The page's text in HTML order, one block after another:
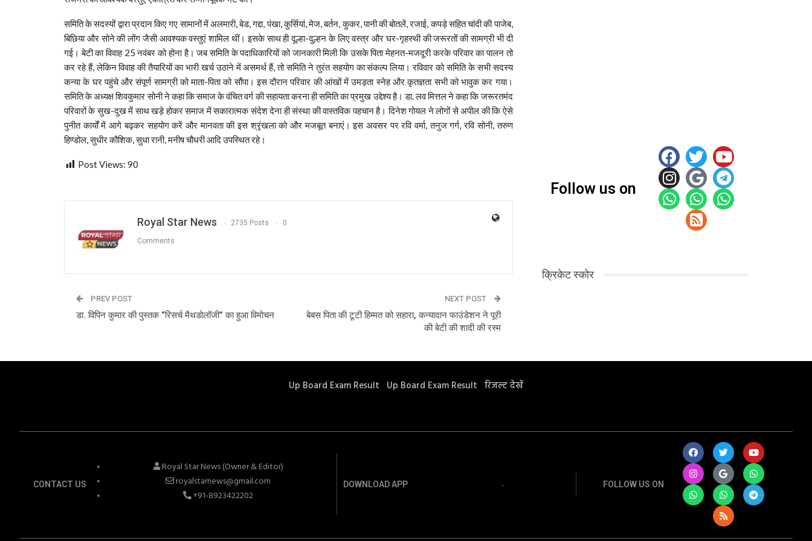
समिति के सदस्यों द्वारा प्रदान किए गए सामानों में अलमारी, बेड, गद्दा, पंखा, कुर्सियां, मेज, बर्तन, कुकर, पानी की बोतलें, रजाई, कपड़े सहित चांदी की पाजेब,
बिछिया और सोने की लोंग जैसी आवश्यक वस्तुएं शामिल थीं। इसके साथ ही दूल्हा-दुल्हन के लिए वस्त्र और घर-गृहस्थी की जरूरतों की सामग्री भी दी
गई। बेटी का विवाह 25 नवंबर को होना है। जब समिति के पदाधिकारियों को जानकारी मिली कि उसके पिता मेहनत-मजदूरी करके परिवार का पालन तो
कर रहे हैं, लेकिन विवाह की तैयारियों का भारी खर्च उठाने में असमर्थ हैं, तो समिति ने तुरंत सहयोग का संकल्प लिया। रविवार को समिति के सभी सदस्य
कन्या के घर पहुंचे और संपूर्ण सामग्री को माता-पिता को सौंपा। इस दौरान परिवार की आंखों में उमड़ता स्नेह और कृतज्ञता सभी को भावुक कर गया।
समिति के अध्यक्ष शिवकुमार सोनी ने कहा कि समाज के वंचित वर्ग की सहायता करना ही समिति का प्रमुख उद्देश्य है। डा. लव मित्तल ने कहा कि जरूरतमंद
परिवारों के सुख-दुख में साथ खड़े होकर समाज में सकारात्मक संदेश देना ही संस्था की वास्तविक पहचान है। दिनेश गोयल ने लोगों से अपील की कि ऐसे
पुनीत कार्यों में आगे बढ़कर सहयोग करें और मानवता की इस श्रृंखला को और मजबूत बनाएं। इस अवसर पर रवि वर्मा, तनुज गर्ग, रवि सोनी, तरुण
हिण्डोल, सुधीर कौशिक, सुधा रानी, मनीष चौधरी आदि उपस्थित रहे।
Post Views: 90
Royal Star News 2735 Posts 0
Comments
PREV POST
डा. विपिन कुमार की पुस्तक “रिसर्च मैथडोलॉजी” का हुआ विमोचन
NEXT POST
बेबस पिता की टूटी हिम्मत को सहारा, कन्यादान फाउंडेशन ने पूरी
की बेटी की शादी की रस्म
Follow us on
क्रिकेट स्कोर
Up Board Exam Result Up Board Exam Result रिजल्ट देखें
CONTACT US
Royal Star News (Owner & Editor)
royalstarnews@gmail.com
+91-8923422202
DOWNLOAD APP FOLLOW US ON